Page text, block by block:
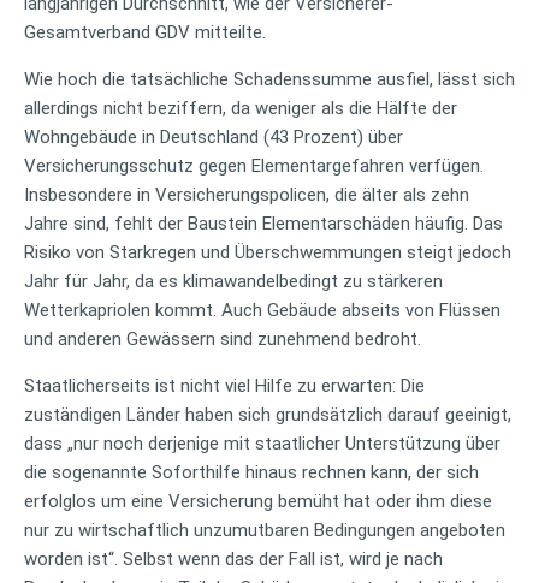
Gesamtverband GDV mitteilte.
Wie hoch die tatsächliche Schadenssumme ausfiel, lässt sich
allerdings nicht beziffern, da weniger als die Hälfte der
Wohngebäude in Deutschland (43 Prozent) über
Versicherungsschutz gegen Elementargefahren verfügen.
Insbesondere in Versicherungspolicen, die älter als zehn
Jahre sind, fehlt der Baustein Elementarschäden häufig. Das
Risiko von Starkregen und Überschwemmungen steigt jedoch
Jahr für Jahr, da es klimawandelbedingt zu stärkeren
Wetterkapriolen kommt. Auch Gebäude abseits von Flüssen
und anderen Gewässern sind zunehmend bedroht.
Staatlicherseits ist nicht viel Hilfe zu erwarten: Die
zuständigen Länder haben sich grundsätzlich darauf geeinigt,
dass „nur noch derjenige mit staatlicher Unterstützung über
die sogenannte Soforthilfe hinaus rechnen kann, der sich
erfolglos um eine Versicherung bemüht hat oder ihm diese
nur zu wirtschaftlich unzumutbaren Bedingungen angeboten
worden ist“. Selbst wenn das der Fall ist, wird je nach